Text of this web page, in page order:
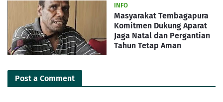
INFO
Masyarakat Tembagapura
Komitmen Dukung Aparat
Jaga Natal dan Pergantian
Tahun Tetap Aman
Post a Comment